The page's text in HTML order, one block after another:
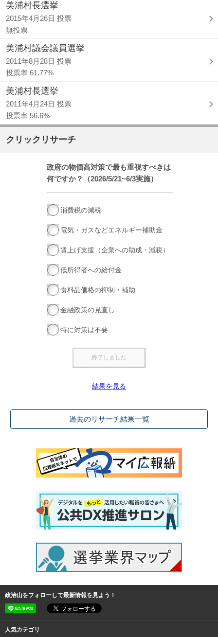
美浦村長選挙
2015年4月26日 投票
無投票
美浦村議会議員選挙
2011年8月28日 投票
投票率 61.77%
美浦村長選挙
2011年4月24日 投票
投票率 56.6%
クリックリサーチ
政府の物価高対策で最も重視すべきは
何ですか？（2026/5/21~6/3実施）
消費税の減税
電気・ガスなどエネルギー補助金
賃上げ支援（企業への助成・減税）
低所得者への給付金
食料品価格の抑制・補助
金融政策の見直し
特に対策は不要
結果を見る
過去のリサーチ結果一覧
政治山をフォローして最新情報を見よう！
人気カテゴリ